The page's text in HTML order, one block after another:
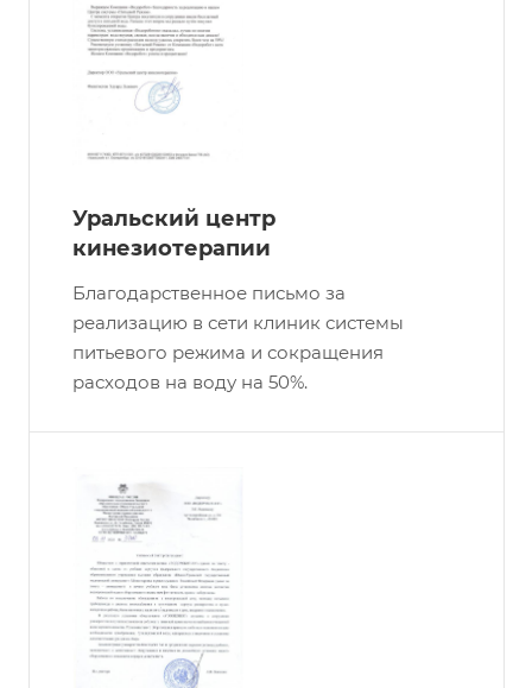
Уральский центр
кинезиотерапии
Благодарственное письмо за
реализацию в сети клиник системы
питьевого режима и сокращения
расходов на воду на 50%.